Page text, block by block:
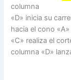
columna
«D» inicia su
hacia el cono
«C» realiza el
columna «D»